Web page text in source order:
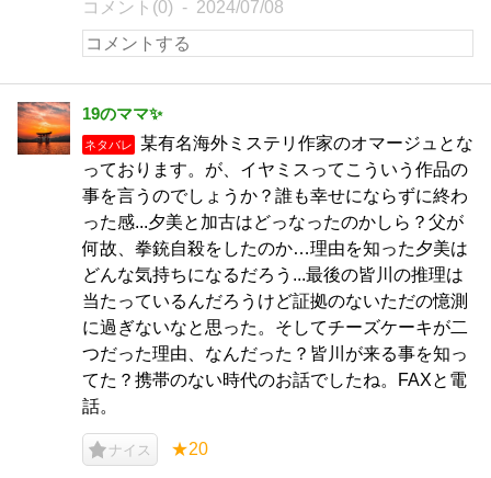
コメント(0) 2024/07/08
19のママ✨
ネタバレ
某有名海外ミステリ作家のオマージュとな
っております。が、イヤミスってこういう作品の
事を言うのでしょうか？誰も幸せにならずに終わ
った感...夕美と加古はどっなったのかしら？父が
何故、拳銃自殺をしたのか…理由を知った夕美は
どんな気持ちになるだろう...最後の皆川の推理は
当たっているんだろうけど証拠のないただの憶測
に過ぎないなと思った。そしてチーズケーキが二
つだった理由、なんだった？皆川が来る事を知っ
てた？携帯のない時代のお話でしたね。FAXと電
話。
ナイス ★20